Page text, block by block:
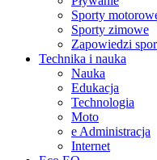
Sporty
Sporty zimowe
Zapowiedzi
Technika i nauka
Nauka
Edukacja
Technologia
Moto
e Administracja
Internet